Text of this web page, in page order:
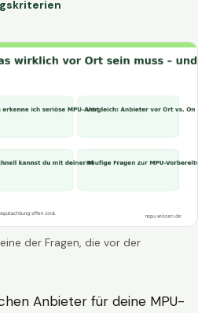
der Fragen, die vor der
Anbieter für deine MPU-